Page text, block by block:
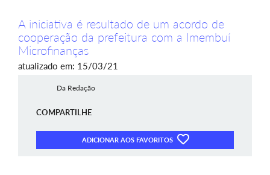
A iniciativa é resultado de um acordo de
cooperação da prefeitura com a Imembuí
Microfinanças
atualizado em: 15/03/21
Da Redação
COMPARTILHE
ADICIONAR AOS FAVORITOS